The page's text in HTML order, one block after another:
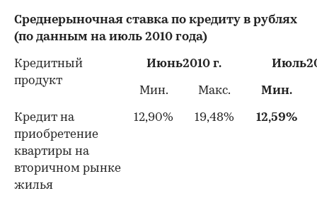
Среднерыночная ставка по кредиту в рублях
(по данным на июль 2010 года)
Кредитный
продукт
Июнь2010 г.
Мин. Макс. Мин.
Кредит на
приобретение
квартиры на
вторичном рынке
жилья
12,90% 19,48% 12,59%